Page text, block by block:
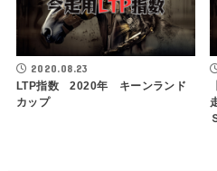
2020.08.23
LTP指数 2020年 キーンランド
カップ